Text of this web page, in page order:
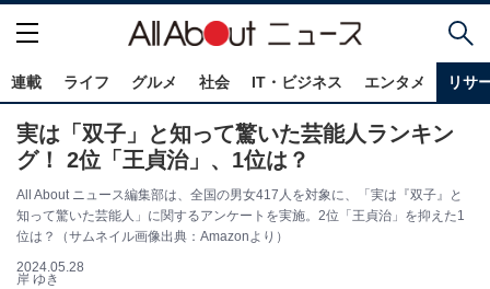
連載 ライフ グルメ 社会 IT・ビジネス エンタメ リサ
実は「双子」と知って驚いた芸能人ランキン
グ！ 2位「王貞治」、1位は？
All About ニュース編集部は、全国の男女417人を対象に、「実は『双子』と
知って驚いた芸能人」に関するアンケートを実施。2位「王貞治」を抑えた1
位は？（サムネイル画像出典：Amazonより）
2024.05.28
岸 ゆき